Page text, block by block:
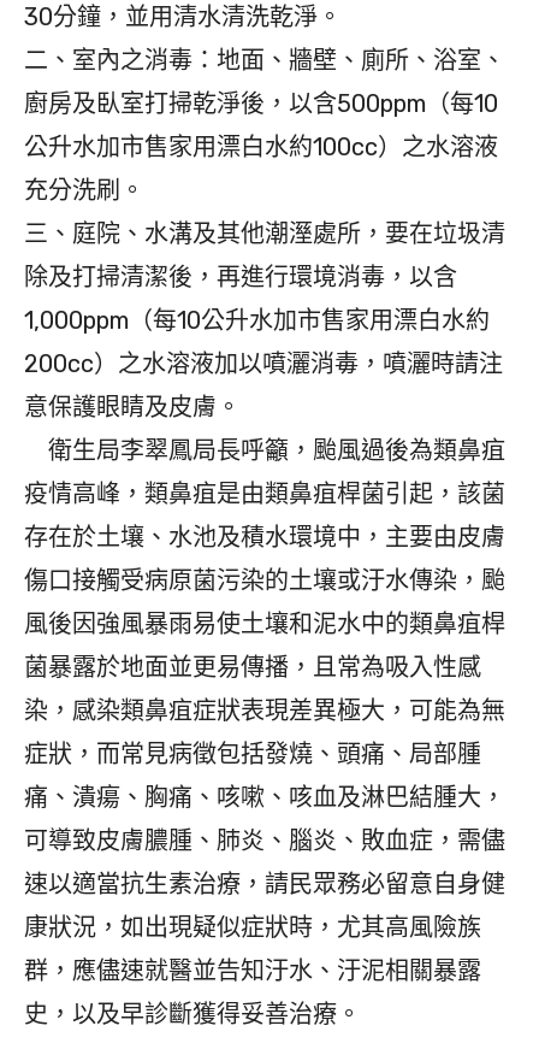
30分鐘，並用清水清洗乾淨。
二、室內之消毒：地面、牆壁、廁所、浴室、
廚房及臥室打掃乾淨後，以含500ppm（每10
公升水加市售家用漂白水約100cc）之水溶液
充分洗刷。
三、庭院、水溝及其他潮溼處所，要在垃圾清
除及打掃清潔後，再進行環境消毒，以含
1,000ppm（每10公升水加市售家用漂白水約
200cc）之水溶液加以噴灑消毒，噴灑時請注
意保護眼睛及皮膚。
衛生局李翠鳳局長呼籲，颱風過後為類鼻疽
疫情高峰，類鼻疽是由類鼻疽桿菌引起，該菌
存在於土壤、水池及積水環境中，主要由皮膚
傷口接觸受病原菌污染的土壤或汙水傳染，颱
風後因強風暴雨易使土壤和泥水中的類鼻疽桿
菌暴露於地面並更易傳播，且常為吸入性感
染，感染類鼻疽症狀表現差異極大，可能為無
症狀，而常見病徵包括發燒、頭痛、局部腫
痛、潰瘍、胸痛、咳嗽、咳血及淋巴結腫大，
可導致皮膚膿腫、肺炎、腦炎、敗血症，需儘
速以適當抗生素治療，請民眾務必留意自身健
康狀況，如出現疑似症狀時，尤其高風險族
群，應儘速就醫並告知汙水、汙泥相關暴露
史，以及早診斷獲得妥善治療。